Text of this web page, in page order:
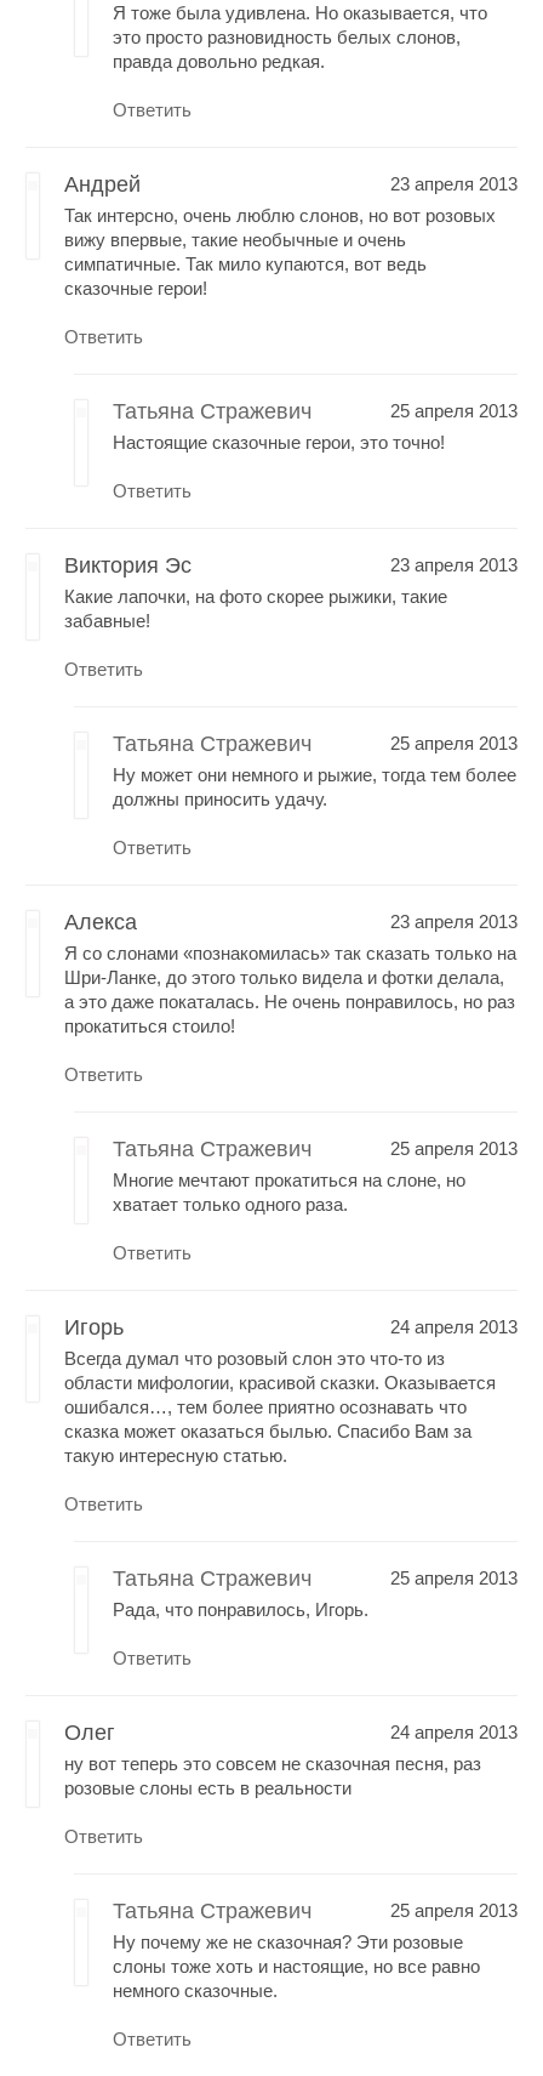
Я тоже была удивлена. Но оказывается, что
это просто разновидность белых слонов,
правда довольно редкая.
Ответить
Андрей
23 апреля 2013
Так интерсно, очень люблю слонов, но вот розовых
вижу впервые, такие необычные и очень
симпатичные. Так мило купаются, вот ведь
сказочные герои!
Ответить
Татьяна Стражевич
25 апреля 2013
Настоящие сказочные герои, это точно!
Ответить
Виктория Эс
23 апреля 2013
Какие лапочки, на фото скорее рыжики, такие
забавные!
Ответить
Татьяна Стражевич
25 апреля 2013
Ну может они немного и рыжие, тогда тем более
должны приносить удачу.
Ответить
Алекса
23 апреля 2013
Я со слонами «познакомилась» так сказать только на
Шри-Ланке, до этого только видела и фотки делала,
а это даже покаталась. Не очень понравилось, но раз
прокатиться стоило!
Ответить
Татьяна Стражевич
25 апреля 2013
Многие мечтают прокатиться на слоне, но
хватает только одного раза.
Ответить
Игорь
24 апреля 2013
Всегда думал что розовый слон это что-то из
области мифологии, красивой сказки. Оказывается
ошибался…, тем более приятно осознавать что
сказка может оказаться былью. Спасибо Вам за
такую интересную статью.
Ответить
Татьяна Стражевич
25 апреля 2013
Рада, что понравилось, Игорь.
Ответить
Олег
24 апреля 2013
ну вот теперь это совсем не сказочная песня, раз
розовые слоны есть в реальности
Ответить
Татьяна Стражевич
25 апреля 2013
Ну почему же не сказочная? Эти розовые
слоны тоже хоть и настоящие, но все равно
немного сказочные.
Ответить